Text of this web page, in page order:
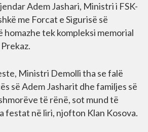
Adem Jashari, Ministri i FSK-
me Forcat e Sigurisë së
homazhe tek kompleksi memorial
Prekaz.
Ministri Demolli tha se falë
së Adem Jasharit dhe familjes së
të rënë, sot mund të
festat në liri, njofton Klan Kosova.